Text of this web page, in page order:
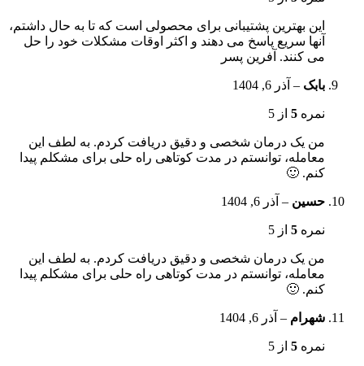
این بهترین پشتیبانی برای محصولی است که تا به حال داشتم،
آنها سریع پاسخ می دهند و اکثر اوقات مشکلات خود را حل
می کنند. آفرین پسر
بابک – آذر 6, 1404
نمره 5 از 5
من یک درمان شخصی و دقیق دریافت کردم. به لطف این
معامله، توانستم در مدت کوتاهی راه حلی برای مشکلم پیدا
کنم. 🙂
حسین – آذر 6, 1404
نمره 5 از 5
من یک درمان شخصی و دقیق دریافت کردم. به لطف این
معامله، توانستم در مدت کوتاهی راه حلی برای مشکلم پیدا
کنم. 🙂
شهرام – آذر 6, 1404
نمره 5 از 5